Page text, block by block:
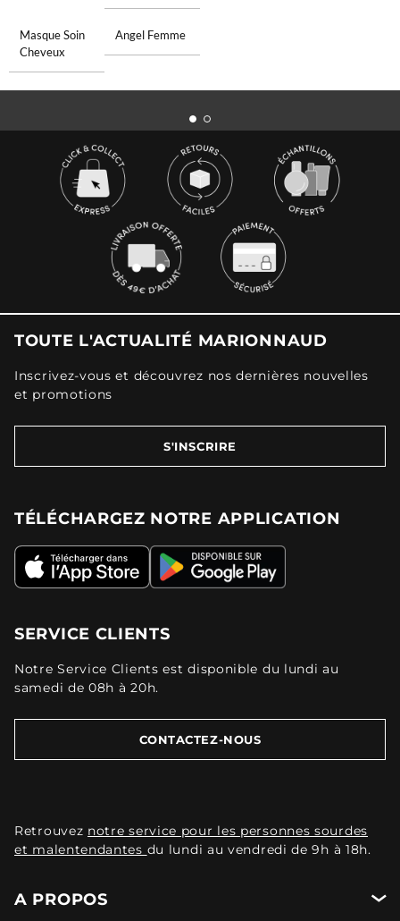
Masque Soin
Cheveux
Angel Femme
TOUTE L'ACTUALITÉ MARIONNAUD
Inscrivez-vous et découvrez nos dernières nouvelles
et promotions
S'INSCRIRE
TÉLÉCHARGEZ NOTRE APPLICATION
SERVICE CLIENTS
Notre Service Clients est disponible du lundi au
samedi de 08h à 20h.
CONTACTEZ-NOUS
Retrouvez notre service pour les personnes sourdes
et malentendantes du lundi au vendredi de 9h à 18h.
A PROPOS